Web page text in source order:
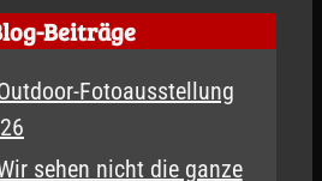
Beiträge
Fotoausstellung
sehen nicht die ganze